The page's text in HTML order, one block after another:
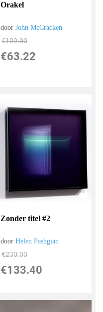
Orakel
doorJohn McCracken
€109.00
€63.22
Zonder titel #2
doorHelen Pashgian
€230.00
€133.40